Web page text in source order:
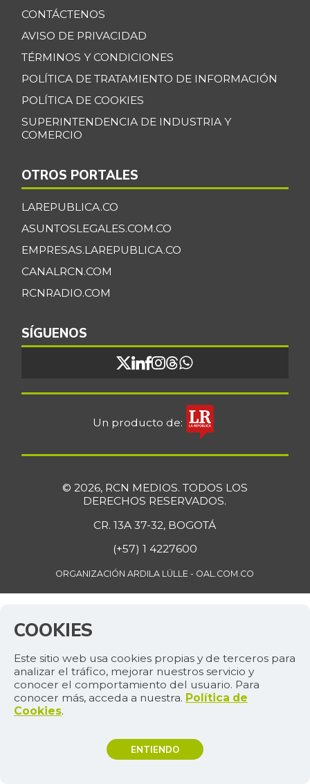
CONTÁCTENOS
AVISO DE PRIVACIDAD
TÉRMINOS Y CONDICIONES
POLÍTICA DE TRATAMIENTO DE INFORMACIÓN
POLÍTICA DE COOKIES
SUPERINTENDENCIA DE INDUSTRIA Y
COMERCIO
OTROS PORTALES
LAREPUBLICA.CO
ASUNTOSLEGALES.COM.CO
EMPRESAS.LAREPUBLICA.CO
CANALRCN.COM
RCNRADIO.COM
SÍGUENOS
Un producto de:
© 2026, RCN MEDIOS. TODOS LOS
DERECHOS RESERVADOS.
CR. 13A 37-32, BOGOTÁ
(+57) 1 4227600
ORGANIZACIÓN ARDILA LÜLLE - OAL.COM.CO
COOKIES
Este sitio web usa cookies propias y de terceros para
analizar el tráfico, mejorar nuestros servicio y
conocer el comportamiento del usuario. Para
conocer más, acceda a nuestra. Política de
Cookies.
ENTIENDO